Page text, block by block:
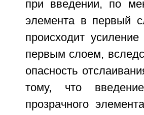
при введении, по
элемента в первый
происходит
первым слоем,
опасность
тому, что
прозрачного